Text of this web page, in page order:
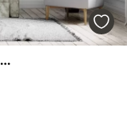
Monstera og palmeblade i grønne og grå nuancer, botanisk, tropisk løv, jungleplanter, struktureret baggrund